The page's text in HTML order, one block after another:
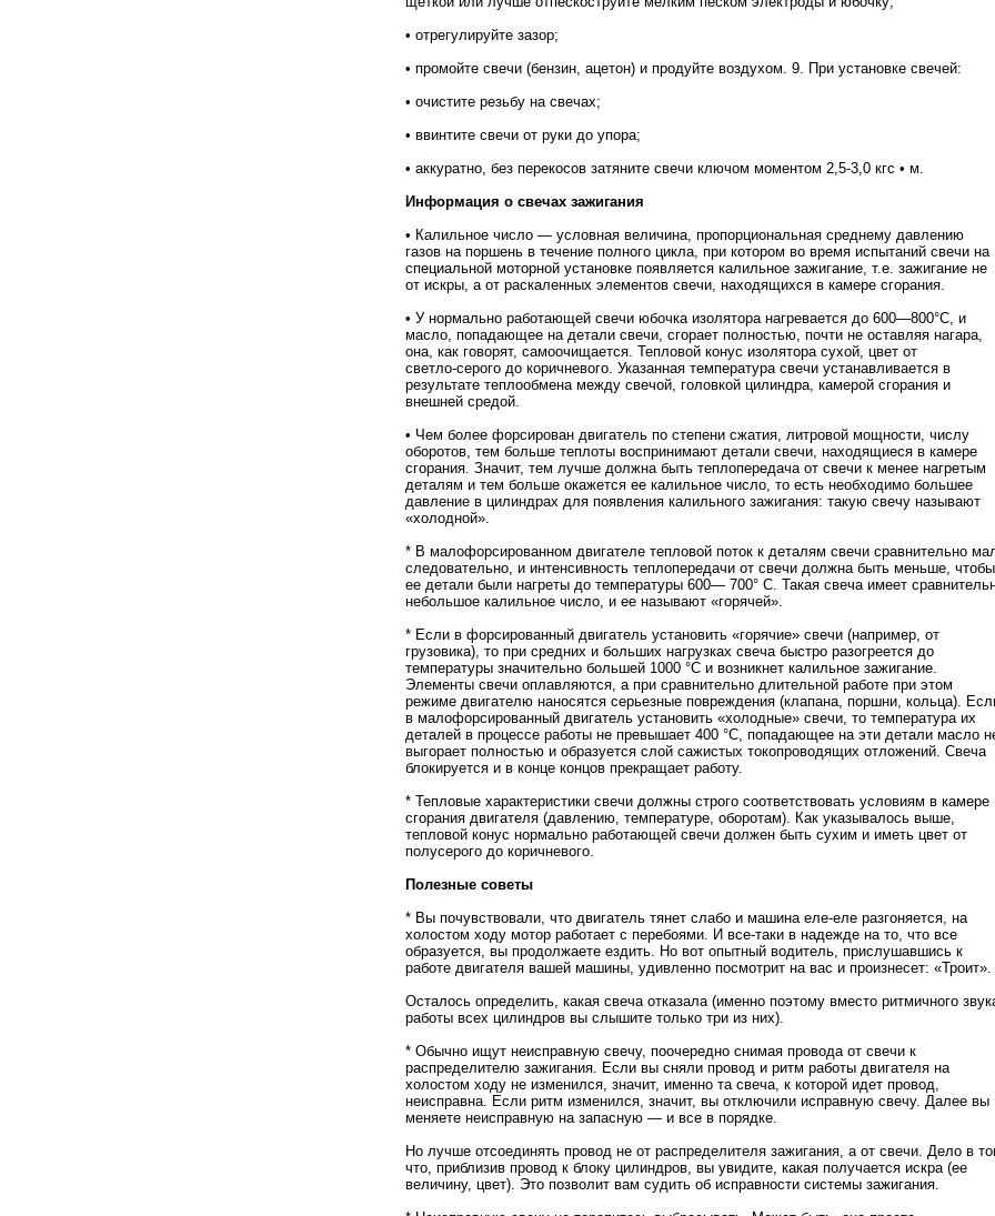
• отрегулируйте зазор;
• промойте свечи (бензин, ацетон) и продуйте воздухом. 9. При установке свечей:
• очистите резьбу на свечах;
• ввинтите свечи от руки до упора;
• аккуратно, без перекосов затяните свечи ключом моментом 2,5-3,0 кгс • м.
Информация о свечах зажигания
• Калильное число — условная величина, пропорциональная среднему давлению
газов на поршень в течение полного цикла, при котором во время испытаний свечи на
специальной моторной установке появляется калильное зажигание, т.е. зажигание не
от искры, а от раскаленных элементов свечи, находящихся в камере сгорания.
• У нормально работающей свечи юбочка изолятора нагревается до 600—800°С, и
масло, попадающее на детали свечи, сгорает полностью, почти не оставляя нагара,
она, как говорят, самоочищается. Тепловой конус изолятора сухой, цвет от
светло-серого до коричневого. Указанная температура свечи устанавливается в
результате теплообмена между свечой, головкой цилиндра, камерой сгорания и
внешней средой.
• Чем более форсирован двигатель по степени сжатия, литровой мощности, числу
оборотов, тем больше теплоты воспринимают детали свечи, находящиеся в камере
сгорания. Значит, тем лучше должна быть теплопередача от свечи к менее нагретым
деталям и тем больше окажется ее калильное число, то есть необходимо большее
давление в цилиндрах для появления калильного зажигания: такую свечу называют
«холодной».
* В малофорсированном двигателе тепловой поток к деталям свечи сравнительно
следовательно, и интенсивность теплопередачи от свечи должна быть меньше, чтобы
ее детали были нагреты до температуры 600— 700° С. Такая свеча имеет
небольшое калильное число, и ее называют «горячей».
* Если в форсированный двигатель установить «горячие» свечи (например, от
грузовика), то при средних и больших нагрузках свеча быстро разогреется до
температуры значительно большей 1000 °С и возникнет калильное зажигание.
Элементы свечи оплавляются, а при сравнительно длительной работе при этом
режиме двигателю наносятся серьезные повреждения (клапана, поршни, кольца).
в малофорсированный двигатель установить «холодные» свечи, то температура их
деталей в процессе работы не превышает 400 °С, попадающее на эти детали масло
выгорает полностью и образуется слой сажистых токопроводящих отложений. Свеча
блокируется и в конце концов прекращает работу.
* Тепловые характеристики свечи должны строго соответствовать условиям в камере
сгорания двигателя (давлению, температуре, оборотам). Как указывалось выше,
тепловой конус нормально работающей свечи должен быть сухим и иметь цвет от
полусерого до коричневого.
Полезные советы
* Вы почувствовали, что двигатель тянет слабо и машина еле-еле разгоняется, на
холостом ходу мотор работает с перебоями. И все-таки в надежде на то, что все
образуется, вы продолжаете ездить. Но вот опытный водитель, прислушавшись к
работе двигателя вашей машины, удивленно посмотрит на вас и произнесет: «Троит».
Осталось определить, какая свеча отказала (именно поэтому вместо ритмичного
работы всех цилиндров вы слышите только три из них).
* Обычно ищут неисправную свечу, поочередно снимая провода от свечи к
распределителю зажигания. Если вы сняли провод и ритм работы двигателя на
холостом ходу не изменился, значит, именно та свеча, к которой идет провод,
неисправна. Если ритм изменился, значит, вы отключили исправную свечу. Далее вы
меняете неисправную на запасную — и все в порядке.
Но лучше отсоединять провод не от распределителя зажигания, а от свечи. Дело в
что, приблизив провод к блоку цилиндров, вы увидите, какая получается искра (ее
величину, цвет). Это позволит вам судить об исправности системы зажигания.